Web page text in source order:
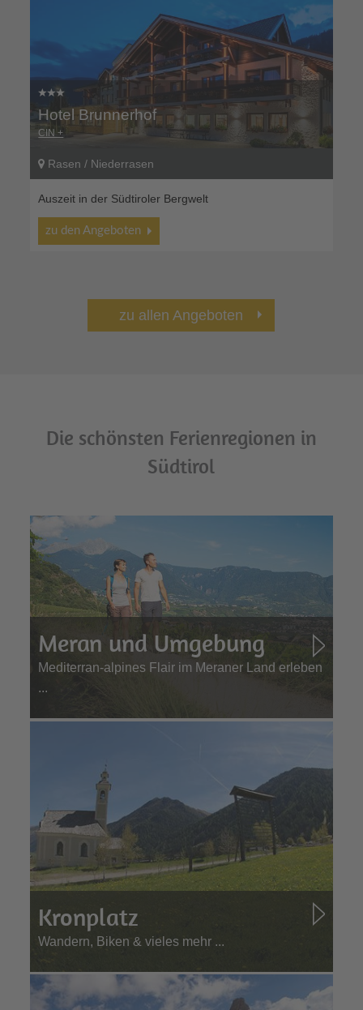
Hotel Brunnerhof
CIN +
Rasen / Niederrasen
Auszeit in der Südtiroler Bergwelt
zu den Angeboten
zu allen Angeboten
Die schönsten Ferienregionen in
Südtirol
Meran und Umgebung
Mediterran-alpines Flair im Meraner Land erleben
...
Kronplatz
Wandern, Biken & vieles mehr ...